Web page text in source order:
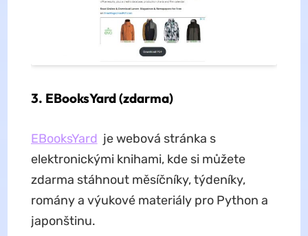
3. EBooksYard (zdarma)
EBooksYard je webová stránka s
elektronickými knihami, kde si můžete
zdarma stáhnout měsíčníky, týdeníky,
romány a výukové materiály pro Python a
japonštinu.